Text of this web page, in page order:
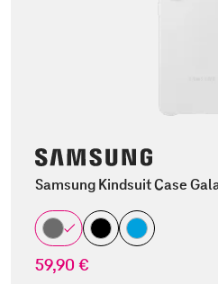
Samsung Kindsuit Case
59,90 €